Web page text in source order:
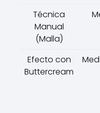
Técnica
Manual
(Malla)
Efecto con
Buttercream